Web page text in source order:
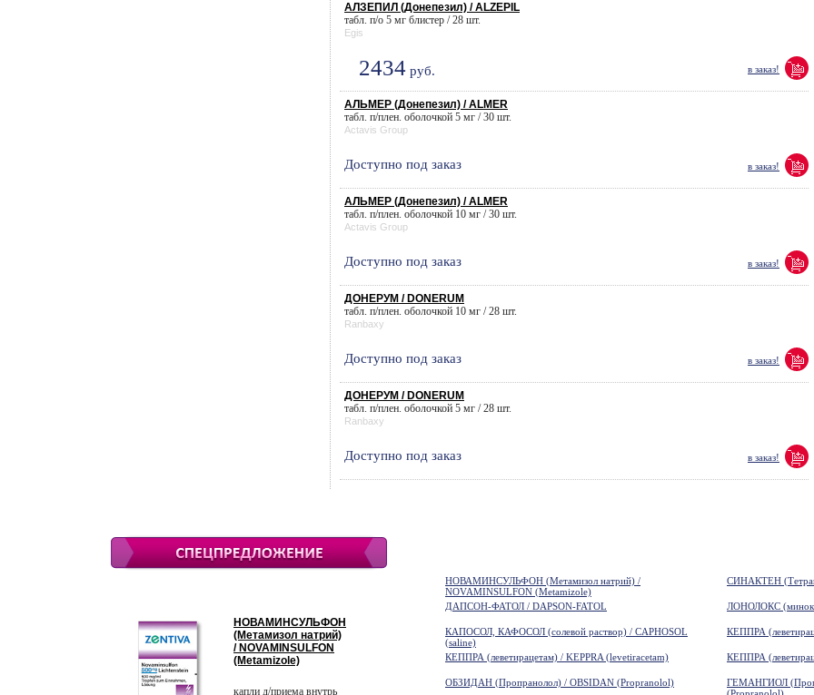
АЛЗЕПИЛ (Донепезил) / ALZEPIL
табл. п/о 5 мг блистер / 28 шт.
Egis
2434 руб. в заказ!
АЛЬМЕР (Донепезил) / ALMER
табл. п/плен. оболочкой 5 мг / 30 шт.
Actavis Group
Доступно под заказ в заказ!
АЛЬМЕР (Донепезил) / ALMER
табл. п/плен. оболочкой 10 мг / 30 шт.
Actavis Group
Доступно под заказ в заказ!
ДОНЕРУМ / DONERUM
табл. п/плен. оболочкой 10 мг / 28 шт.
Ranbaxy
Доступно под заказ в заказ!
ДОНЕРУМ / DONERUM
табл. п/плен. оболочкой 5 мг / 28 шт.
Ranbaxy
Доступно под заказ в заказ!
НОВАМИНСУЛЬФОН
(Метамизол натрий)
/ NOVAMINSULFON
(Metamizole)
капли д/приема внутрь
НОВАМИНСУЛЬФОН (Метамизол натрий) /
NOVAMINSULFON (Metamizole)
СИНАКТЕН
ДАПСОН-ФАТОЛ / DAPSON-FATOL ЛОНОЛОКС
КАПОСОЛ, КАФОСОЛ (солевой раствор) / CAPHOSOL
(saline)
КЕППРА
КЕППРА (леветирацетам) / KEPPRA (levetiracetam) КЕППРА
ОБЗИДАН (Пропранолол) / OBSIDAN (Propranolol)
ГЕМАНГИОЛ